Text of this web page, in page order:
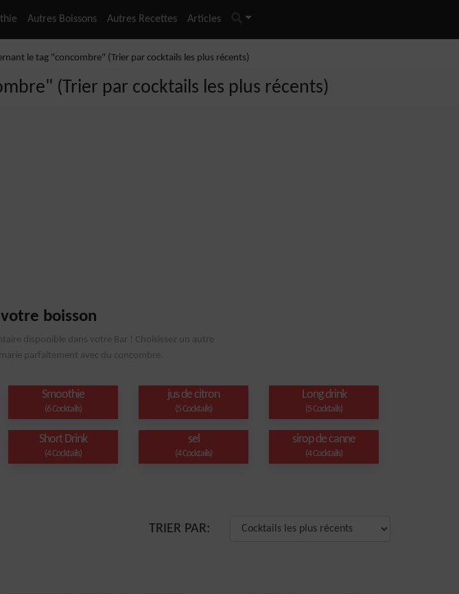
Autres Boissons Autres Recettes Articles
le tag "concombre" (Trier par cocktails les plus récents)
(Trier par cocktails les plus récents)
boisson
disponible dans votre Bar ! Choisissez un autre
parfaitement avec du concombre.
Smoothie
(6 Cocktails)
jus de citron
(5 Cocktails)
Long drink
(5 Cocktails)
Short Drink
(4 Cocktails)
sel
(4 Cocktails)
sirop de canne
(4 Cocktails)
TRIER PAR: